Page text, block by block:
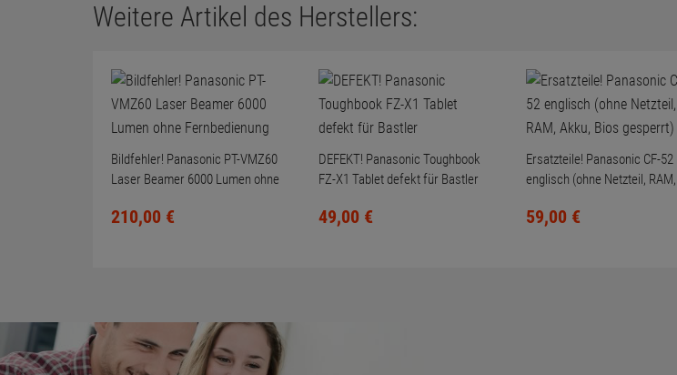
Weitere Artikel des Herstellers:
Bildfehler! Panasonic PT-VMZ60
Laser Beamer 6000 Lumen ohne
210,00 €
DEFEKT! Panasonic Toughbook
FZ-X1 Tablet defekt für Bastler
49,00 €
Ersatzteile! Panasonic CF-52
englisch (ohne Netzteil, RAM,
59,00 €